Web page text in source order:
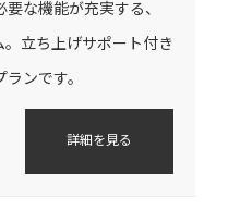
な機能が充実する、
立ち上げサポート付き
ンです。
詳細を見る